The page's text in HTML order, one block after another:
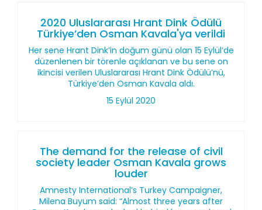
2020 Uluslararası Hrant Dink Ödülü
Türkiye’den Osman Kavala'ya verildi
Her sene Hrant Dink’in doğum günü olan 15 Eylül’de
düzenlenen bir törenle açıklanan ve bu sene on
ikincisi verilen Uluslararası Hrant Dink Ödülü’nü,
Türkiye’den Osman Kavala aldı.
15 Eylül 2020
The demand for the release of civil
society leader Osman Kavala grows
louder
Amnesty International’s Turkey Campaigner,
Milena Buyum said: “Almost three years after